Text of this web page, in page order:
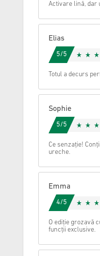
Anulare
Activare lină, dar
Elias
5/5
Totul a decurs
Sophie
5/5
Ce senzație!
ureche.
Emma
4/5
O ediție grozavă
funcții exclusive.